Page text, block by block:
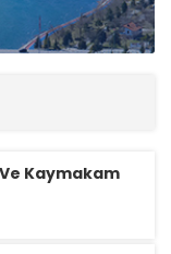
Ve Kaymakam